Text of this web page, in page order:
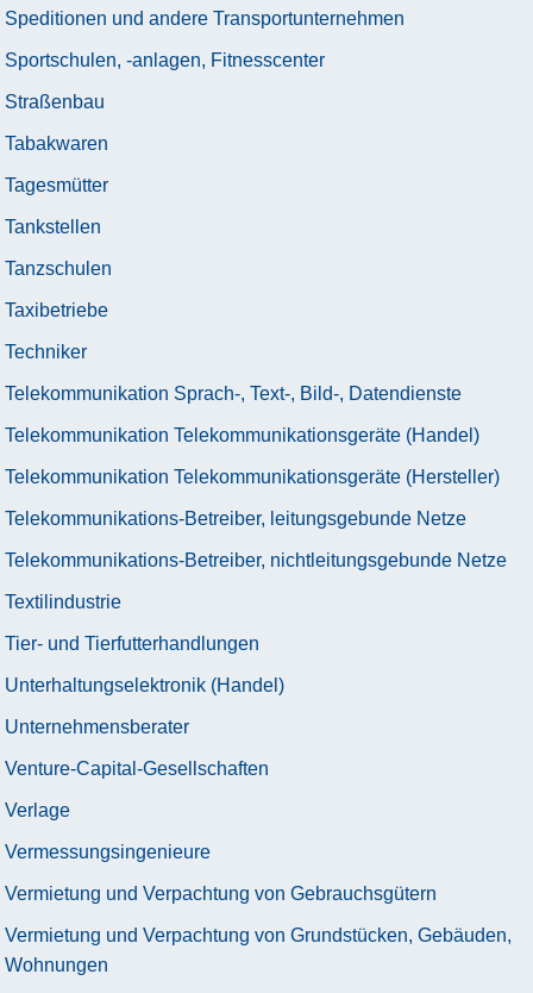
Speditionen und andere Transportunternehmen
Sportschulen, -anlagen, Fitnesscenter
Straßenbau
Tabakwaren
Tagesmütter
Tankstellen
Tanzschulen
Taxibetriebe
Techniker
Telekommunikation Sprach-, Text-, Bild-, Datendienste
Telekommunikation Telekommunikationsgeräte (Handel)
Telekommunikation Telekommunikationsgeräte (Hersteller)
Telekommunikations-Betreiber, leitungsgebunde Netze
Telekommunikations-Betreiber, nichtleitungsgebunde Netze
Textilindustrie
Tier- und Tierfutterhandlungen
Unterhaltungselektronik (Handel)
Unternehmensberater
Venture-Capital-Gesellschaften
Verlage
Vermessungsingenieure
Vermietung und Verpachtung von Gebrauchsgütern
Vermietung und Verpachtung von Grundstücken, Gebäuden,
Wohnungen